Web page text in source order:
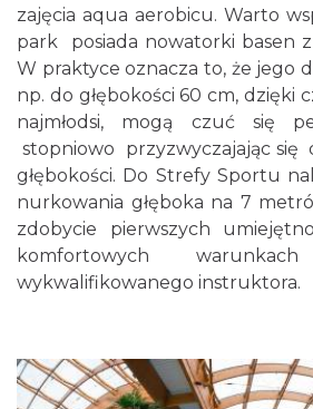
zajęcia aqua aerobicu. Warto
park posiada nowatorki basen
W praktyce oznacza to, że jego
np. do głębokości 60 cm, dzięki
najmłodsi, mogą czuć się
stopniowo przyzwyczajając się
głębokości. Do Strefy Sportu
nurkowania głęboka na 7
zdobycie pierwszych
komfortowych
wykwalifikowanego instruktora.